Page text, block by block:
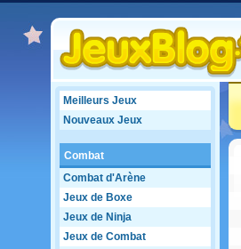
Meilleurs Jeux
Nouveaux Jeux
Combat
Combat d'Arène
Jeux de Boxe
Jeux de Ninja
Jeux de Combat